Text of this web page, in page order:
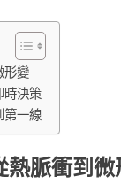
形變
時決策
第一線
熱脈衝到微